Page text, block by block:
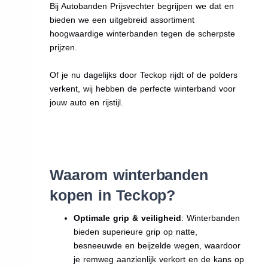
Bij Autobanden Prijsvechter begrijpen we dat en
bieden we een uitgebreid assortiment
hoogwaardige winterbanden tegen de scherpste
prijzen.
Of je nu dagelijks door Teckop rijdt of de polders
verkent, wij hebben de perfecte winterband voor
jouw auto en rijstijl.
Waarom winterbanden
kopen in Teckop?
Optimale grip & veiligheid: Winterbanden
bieden superieure grip op natte,
besneeuwde en beijzelde wegen, waardoor
je remweg aanzienlijk verkort en de kans op